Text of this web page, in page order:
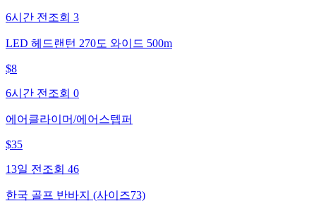
6시간 전 조회 3
LED 헤드랜턴 270도 와이드 500m
$8
6시간 전 조회 0
에어클라이머/에어스텝퍼
$35
13일 전 조회 46
한국 골프 반바지 (사이즈73)